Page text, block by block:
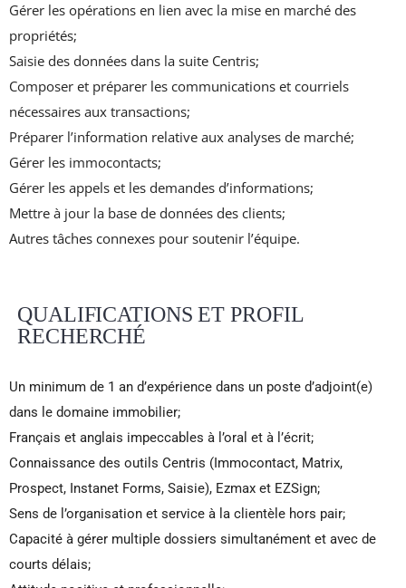
Gérer les opérations en lien avec la mise en marché des
propriétés;
Saisie des données dans la suite Centris;
Composer et préparer les communications et courriels
nécessaires aux transactions;
Préparer l’information relative aux analyses de marché;
Gérer les immocontacts;
Gérer les appels et les demandes d’informations;
Mettre à jour la base de données des clients;
Autres tâches connexes pour soutenir l’équipe.
QUALIFICATIONS ET PROFIL
RECHERCHÉ
Un minimum de 1 an d’expérience dans un poste d’adjoint(e)
dans le domaine immobilier;
Français et anglais impeccables à l’oral et à l’écrit;
Connaissance des outils Centris (Immocontact, Matrix,
Prospect, Instanet Forms, Saisie), Ezmax et EZSign;
Sens de l’organisation et service à la clientèle hors pair;
Capacité à gérer multiple dossiers simultanément et avec de
courts délais;